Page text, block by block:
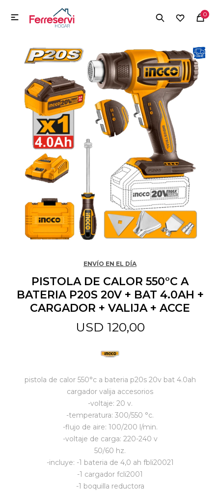
0

ENVÍO EN EL DÍA
PISTOLA DE CALOR 550°C A
BATERIA P20S 20V + BAT 4.0AH +
CARGADOR + VALIJA + ACCE
USD 120,00
pistola de calor 550°c a bateria p20s 20v bat 4.0ah
cargador valija accesorios
-voltaje: 20 v.
-temperatura: 300/550 °c.
-flujo de aire: 100/200 l/min.
-voltaje de carga: 220-240 v
50/60 hz.
-incluye: -1 bateria de 4,0 ah fbli20021
-1 cargador fcli2001
-1 boquilla reductora
MI CUENTA
Herramientas y Construcción
Electrodomésticos
Tecnología
Deportes
Camping
Mascotas
Juguetes y artículos para bebé
Gastronomía
Vestimenta y calzado